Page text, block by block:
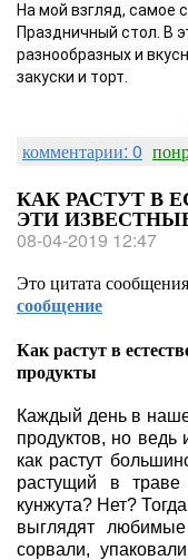
На мой взгляд, самое
Праздничный стол. В
разнообразных и
закуски и торт.
комментарии: 0
КАК РАСТУТ В
ЭТИ
08-04-2019 12:47
Это цитата сообщения
сообщение
Как растут в
продукты
Каждый день в
продуктов, но
как растут
растущий в
кунжута? Нет?
выглядят
сорвали,